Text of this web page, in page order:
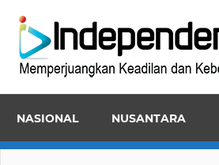
content
NASIONAL NUSANTARA